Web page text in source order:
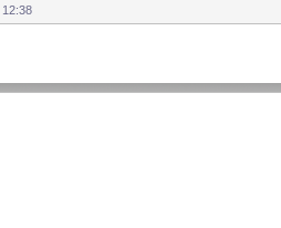
12:38